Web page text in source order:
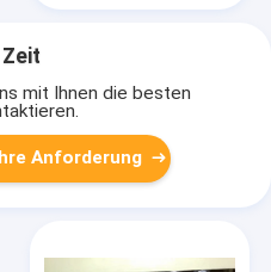
Zeit
mit Ihnen die besten
Anforderung